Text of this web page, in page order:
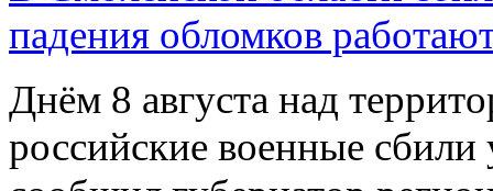
падения обломков
Днём 8 августа над
российские военные